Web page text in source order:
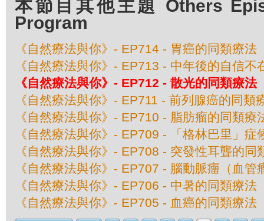
本節目其他主題 Others
Program
《自然療法與你》- EP714 - 胃癌的同類療法
《自然療法與你》- EP713 - 中年後的自信不
《自然療法與你》- EP712 - 散光的同類療法
《自然療法與你》- EP711 - 前列腺癌的同類
《自然療法與你》- EP710 - 脂肪瘤的同類療
《自然療法與你》- EP709 - 「格林巴里」症
《自然療法與你》- EP708 - 突發性耳聾的同
《自然療法與你》- EP707 - 腦動脈癅（血管
《自然療法與你》- EP706 - 中暑的同類療法
《自然療法與你》- EP705 - 血癌的同類療法